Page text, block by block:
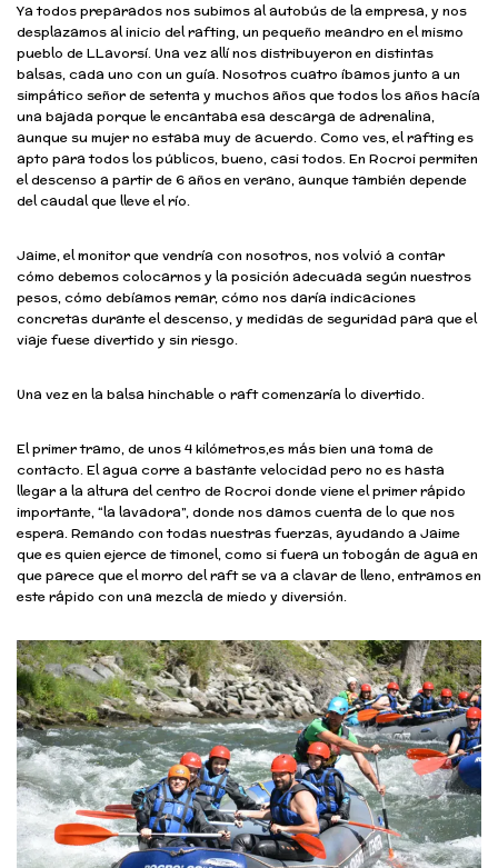
Ya todos preparados nos subimos al autobús de la empresa, y nos
desplazamos al inicio del rafting, un pequeño meandro en el mismo
pueblo de LLavorsí. Una vez allí nos distribuyeron en distintas
balsas, cada uno con un guía. Nosotros cuatro íbamos junto a un
simpático señor de setenta y muchos años que todos los años hacía
una bajada porque le encantaba esa descarga de adrenalina,
aunque su mujer no estaba muy de acuerdo. Como ves, el rafting es
apto para todos los públicos, bueno, casi todos. En Rocroi permiten
el descenso a partir de 6 años en verano, aunque también depende
del caudal que lleve el río.
Jaime, el monitor que vendría con nosotros, nos volvió a contar
cómo debemos colocarnos y la posición adecuada según nuestros
pesos, cómo debíamos remar, cómo nos daría indicaciones
concretas durante el descenso, y medidas de seguridad para que el
viaje fuese divertido y sin riesgo.
Una vez en la balsa hinchable o raft comenzaría lo divertido.
El primer tramo, de unos 4 kilómetros,es más bien una toma de
contacto. El agua corre a bastante velocidad pero no es hasta
llegar a la altura del centro de Rocroi donde viene el primer rápido
importante, “la lavadora”, donde nos damos cuenta de lo que nos
espera. Remando con todas nuestras fuerzas, ayudando a Jaime
que es quien ejerce de timonel, como si fuera un tobogán de agua en
que parece que el morro del raft se va a clavar de lleno, entramos en
este rápido con una mezcla de miedo y diversión.